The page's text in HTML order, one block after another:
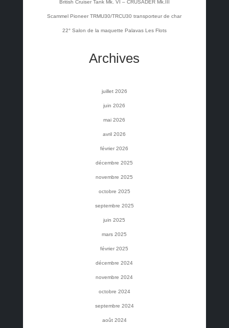
British Cruiser Tank Mk. VI – CRUSADER Mk.III
Scammel Pioneer TRMU30/TRCU30 transporteur de char
22° Salon de la maquette Palavas Les Flots
Archives
juillet 2026
juin 2026
mai 2026
avril 2026
février 2026
décembre 2025
novembre 2025
octobre 2025
septembre 2025
juin 2025
mars 2025
février 2025
décembre 2024
novembre 2024
octobre 2024
septembre 2024
août 2024